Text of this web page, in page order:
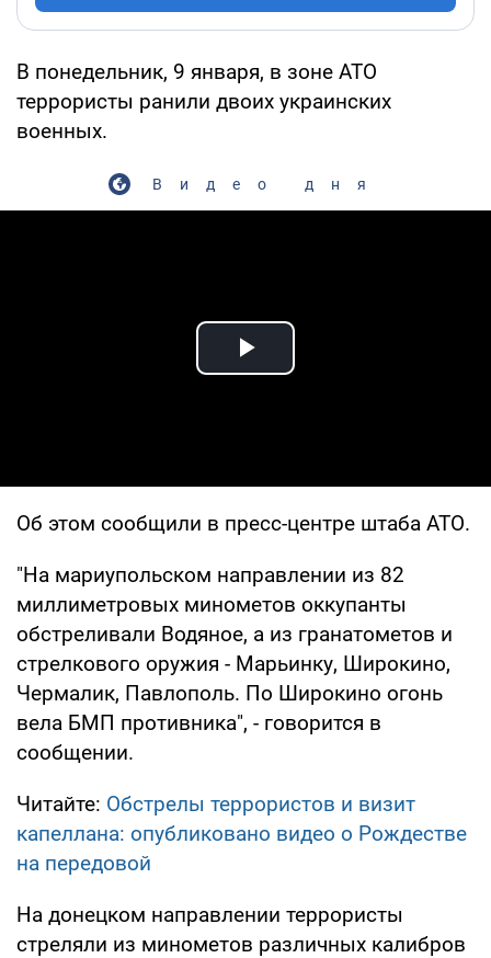
В понедельник, 9 января, в зоне АТО
террористы ранили двоих украинских
военных.
Видео дня
Play Video
Об этом сообщили в пресс-центре штаба АТО.
"На мариупольском направлении из 82
миллиметровых минометов оккупанты
обстреливали Водяное, а из гранатометов и
стрелкового оружия - Марьинку, Широкино,
Чермалик, Павлополь. По Широкино огонь
вела БМП противника", - говорится в
сообщении.
Читайте: Обстрелы террористов и визит
капеллана: опубликовано видео о Рождестве
на передовой
На донецком направлении террористы
стреляли из минометов различных калибров